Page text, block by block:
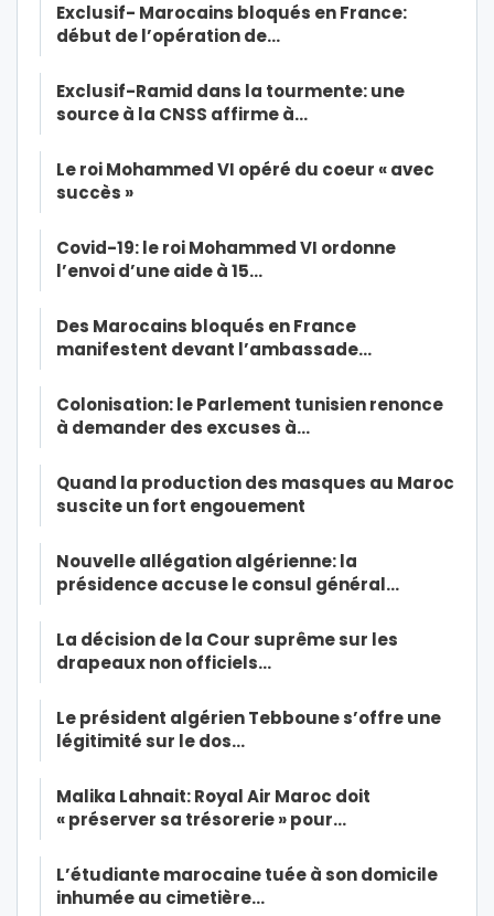
Exclusif- Marocains bloqués en France:
début de l’opération de…
Exclusif-Ramid dans la tourmente: une
source à la CNSS affirme à…
Le roi Mohammed VI opéré du coeur « avec
succès »
Covid-19: le roi Mohammed VI ordonne
l’envoi d’une aide à 15…
Des Marocains bloqués en France
manifestent devant l’ambassade…
Colonisation: le Parlement tunisien renonce
à demander des excuses à…
Quand la production des masques au Maroc
suscite un fort engouement
Nouvelle allégation algérienne: la
présidence accuse le consul général…
La décision de la Cour suprême sur les
drapeaux non officiels…
Le président algérien Tebboune s’offre une
légitimité sur le dos…
Malika Lahnait: Royal Air Maroc doit
« préserver sa trésorerie » pour…
L’étudiante marocaine tuée à son domicile
inhumée au cimetière…